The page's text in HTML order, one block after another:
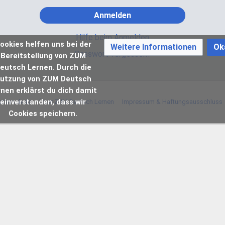
Anmelden
Hilfe beim Anmelden
Passwort vergessen?
Über ZUM Deutsch Lernen Impressum & Haftungsausschluss
helfen uns bei der
Bereitstellung von ZUM
Lernen. Durch die
von ZUM Deutsch
erklärst du dich damit
einverstanden, dass wir
Cookies speichern.
Weitere Informationen